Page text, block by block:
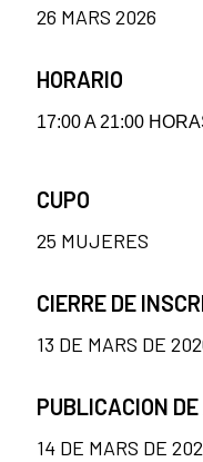
26 MARS 2026
HORARIO
17:00 A 21:00
CUPO
25 MUJERES
CIERRE DE
13 DE MARS DE
PUBLICACION
14 DE MARS DE